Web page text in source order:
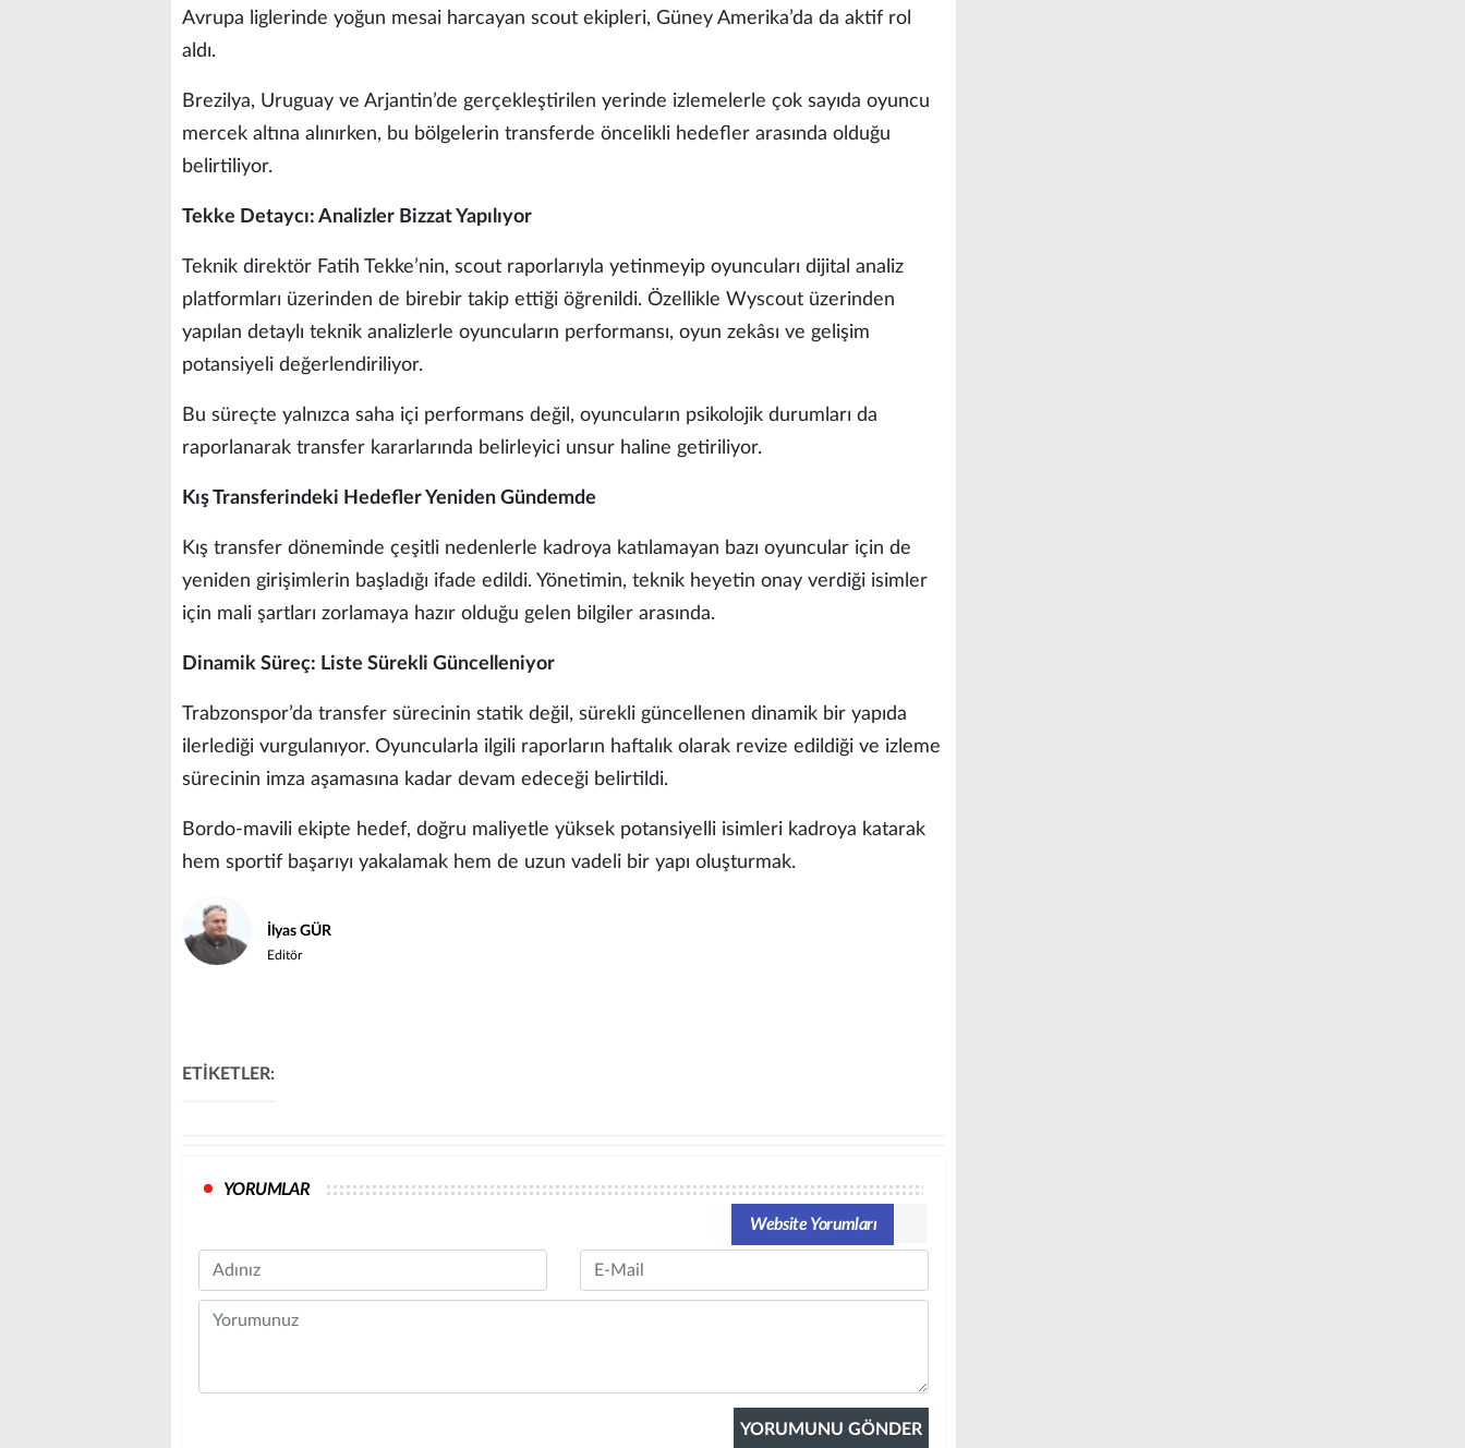
Avrupa liglerinde yoğun mesai harcayan scout ekipleri, Güney Amerika’da da aktif rol
aldı.
Brezilya, Uruguay ve Arjantin’de gerçekleştirilen yerinde izlemelerle çok sayıda oyuncu
mercek altına alınırken, bu bölgelerin transferde öncelikli hedefler arasında olduğu
belirtiliyor.
Tekke Detaycı: Analizler Bizzat Yapılıyor
Teknik direktör Fatih Tekke’nin, scout raporlarıyla yetinmeyip oyuncuları dijital analiz
platformları üzerinden de birebir takip ettiği öğrenildi. Özellikle Wyscout üzerinden
yapılan detaylı teknik analizlerle oyuncuların performansı, oyun zekâsı ve gelişim
potansiyeli değerlendiriliyor.
Bu süreçte yalnızca saha içi performans değil, oyuncuların psikolojik durumları da
raporlanarak transfer kararlarında belirleyici unsur haline getiriliyor.
Kış Transferindeki Hedefler Yeniden Gündemde
Kış transfer döneminde çeşitli nedenlerle kadroya katılamayan bazı oyuncular için de
yeniden girişimlerin başladığı ifade edildi. Yönetimin, teknik heyetin onay verdiği isimler
için mali şartları zorlamaya hazır olduğu gelen bilgiler arasında.
Dinamik Süreç: Liste Sürekli Güncelleniyor
Trabzonspor’da transfer sürecinin statik değil, sürekli güncellenen dinamik bir yapıda
ilerlediği vurgulanıyor. Oyuncularla ilgili raporların haftalık olarak revize edildiği ve izleme
sürecinin imza aşamasına kadar devam edeceği belirtildi.
Bordo-mavili ekipte hedef, doğru maliyetle yüksek potansiyelli isimleri kadroya katarak
hem sportif başarıyı yakalamak hem de uzun vadeli bir yapı oluşturmak.
İlyas GÜR
Editör
ETİKETLER:
YORUMLAR
Website Yorumları
Name Email
Comment